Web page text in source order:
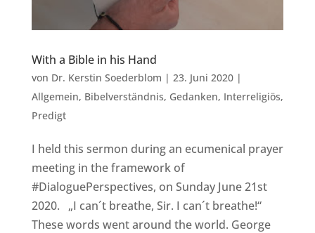
With a Bible in his Hand
von Dr. Kerstin Soederblom | 23. Juni 2020|
Allgemein, Bibelverständnis, Gedanken, Interreligiös,
Predigt
I held this sermon during an ecumenical prayer
meeting in the framework of
#DialoguePerspectives, on Sunday June 21st
2020. „I can´t breathe, Sir. I can´t breathe!“
These words went around the world. George